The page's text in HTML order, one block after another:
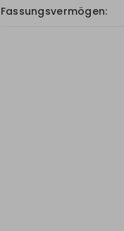
Fassungsvermögen: